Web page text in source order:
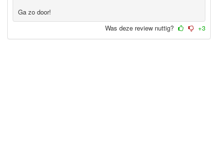
Ga zo door!
Was deze review nuttig? +3